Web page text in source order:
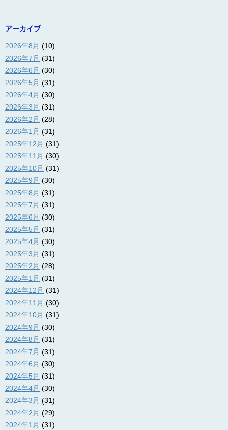
アーカイブ
2026年8月 (10)
2026年7月 (31)
2026年6月 (30)
2026年5月 (31)
2026年4月 (30)
2026年3月 (31)
2026年2月 (28)
2026年1月 (31)
2025年12月 (31)
2025年11月 (30)
2025年10月 (31)
2025年9月 (30)
2025年8月 (31)
2025年7月 (31)
2025年6月 (30)
2025年5月 (31)
2025年4月 (30)
2025年3月 (31)
2025年2月 (28)
2025年1月 (31)
2024年12月 (31)
2024年11月 (30)
2024年10月 (31)
2024年9月 (30)
2024年8月 (31)
2024年7月 (31)
2024年6月 (30)
2024年5月 (31)
2024年4月 (30)
2024年3月 (31)
2024年2月 (29)
2024年1月 (31)